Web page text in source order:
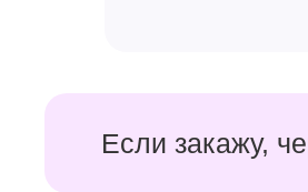
Если закажу,